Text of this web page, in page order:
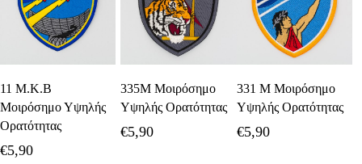
Καλάθι
11 Μ.Κ.Β
Μοιρόσημο Υψηλής
Ορατότητας
€5,90
Προσθήκη Στο
Καλάθι
335Μ Μοιρόσημο
Υψηλής Ορατότητας
€5,90
Διαβάστε
Περισσότερα
331 Μ Μοιρόσημο
Υψηλής Ορατότητας
€5,90